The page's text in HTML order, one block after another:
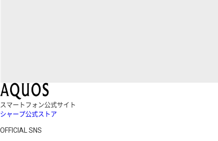
スマートフォン公式サイト
シャープ公式ストア
OFFICIAL SNS